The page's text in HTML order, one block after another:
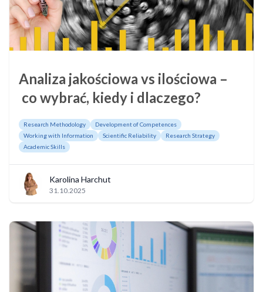
Analiza jakościowa vs ilościowa –
co wybrać, kiedy i dlaczego?
Research Methodology
Development of Competences
Working with Information
Scientific Reliability
Research Strategy
Academic Skills
Karolina Harchut
31.10.2025